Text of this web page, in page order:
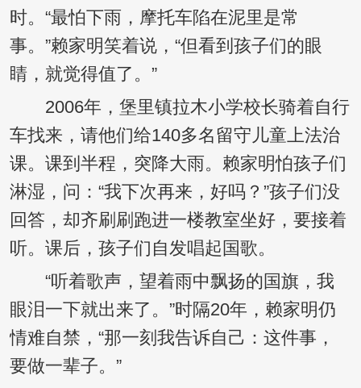
时。“最怕下雨，摩托车陷在泥里是常
事。”赖家明笑着说，“但看到孩子们的眼
睛，就觉得值了。”
2006年，堡里镇拉木小学校长骑着自行
车找来，请他们给140多名留守儿童上法治
课。课到半程，突降大雨。赖家明怕孩子们
淋湿，问：“我下次再来，好吗？”孩子们没
回答，却齐刷刷跑进一楼教室坐好，要接着
听。课后，孩子们自发唱起国歌。
“听着歌声，望着雨中飘扬的国旗，我
眼泪一下就出来了。”时隔20年，赖家明仍
情难自禁，“那一刻我告诉自己：这件事，
要做一辈子。”